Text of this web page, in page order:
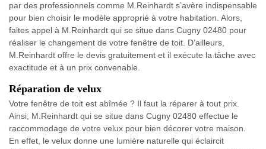
par des professionnels comme M.Reinhardt s’avère indispensable
pour bien choisir le modèle approprié à votre habitation. Alors,
faites appel à M.Reinhardt qui se situe dans Cugny 02480 pour
réaliser le changement de votre fenêtre de toit. D’ailleurs,
M.Reinhardt offre le devis gratuitement et il exécute la tâche avec
exactitude et à un prix convenable.
Réparation de velux
Votre fenêtre de toit est abîmée ? Il faut la réparer à tout prix.
Ainsi, M.Reinhardt qui se situe dans Cugny 02480 effectue le
raccommodage de votre velux pour bien décorer votre maison.
En effet, le velux donne une lumière naturelle qui éclaircit